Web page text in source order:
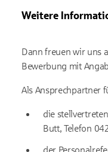
Weitere
Dann freuen wir uns
Bewerbung mit
Als Ansprechpartner
die
Butt, Telefon
der